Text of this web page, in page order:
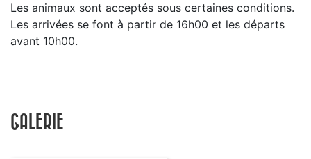
Les animaux sont acceptés sous certaines conditions.
Les arrivées se font à partir de 16h00 et les départs
avant 10h00.
GALERIE